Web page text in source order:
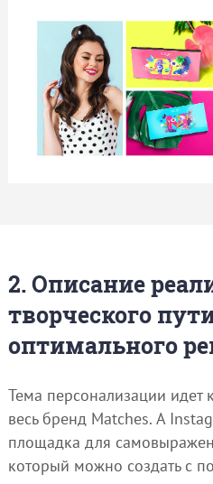
2. Описание
творческого
оптимального
Тема персонализации идет
весь бренд Matches. А
площадка для
который можно создать с